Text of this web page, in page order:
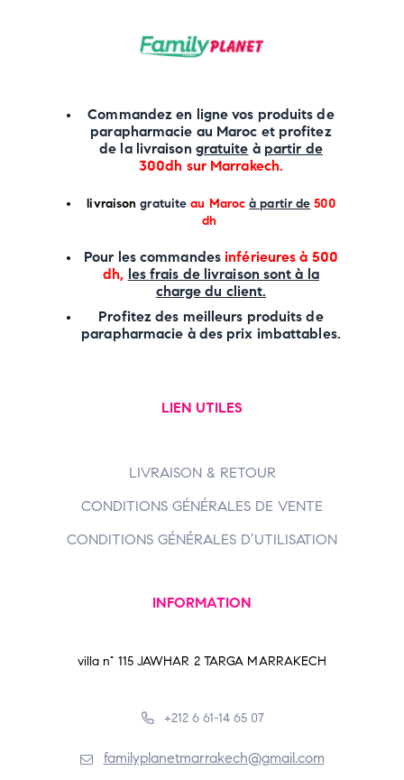
Commandez en ligne vos produits de
parapharmacie au Maroc et profitez
de la livraison gratuite à partir de
300dh sur Marrakech.
livraison gratuite au Maroc à partir de 500
dh
Pour les commandesinférieures à 500
dh, les frais de livraison sont à la
charge du client.
Profitez des meilleurs produits de
parapharmacie à des prix imbattables.
LIEN UTILES
LIVRAISON & RETOUR
CONDITIONS GÉNÉRALES DE VENTE
CONDITIONS GÉNÉRALES D’UTILISATION
INFORMATION
villa n° 115 JAWHAR 2 TARGA MARRAKECH
+212 6 61-14 65 07
familyplanetmarrakech@gmail.com